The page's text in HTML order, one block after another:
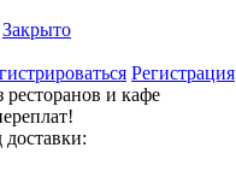
Закрыто
Регистрация
ресторанов и кафе